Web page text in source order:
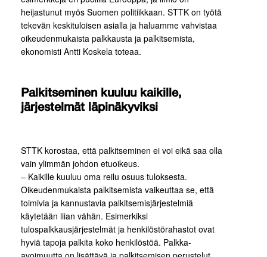
heijastunut myös Suomen politiikkaan. STTK on työtä
tekevän keskituloisen asialla ja haluamme vahvistaa
oikeudenmukaista palkkausta ja palkitsemista,
ekonomisti Antti Koskela toteaa.
Palkitseminen kuuluu kaikille,
järjestelmät läpinäkyviksi
STTK korostaa, että palkitseminen ei voi eikä saa olla
vain ylimmän johdon etuoikeus.
– Kaikille kuuluu oma reilu osuus tuloksesta.
Oikeudenmukaista palkitsemista vaikeuttaa se, että
toimivia ja kannustavia palkitsemisjärjestelmiä
käytetään liian vähän. Esimerkiksi
tulospalkkausjärjestelmät ja henkilöstörahastot ovat
hyviä tapoja palkita koko henkilöstöä. Palkka-